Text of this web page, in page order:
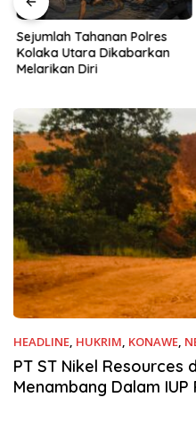
Sejumlah Tahanan Polres
Kolaka Utara Dikabarkan
Melarikan Diri
HEADLINE, HUKRIM, KONAWE,
PT ST Nikel Resources
Menambang Dalam IUP